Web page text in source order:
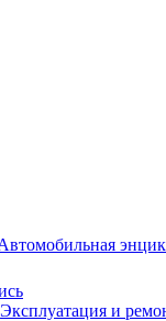
Эксплуатация и